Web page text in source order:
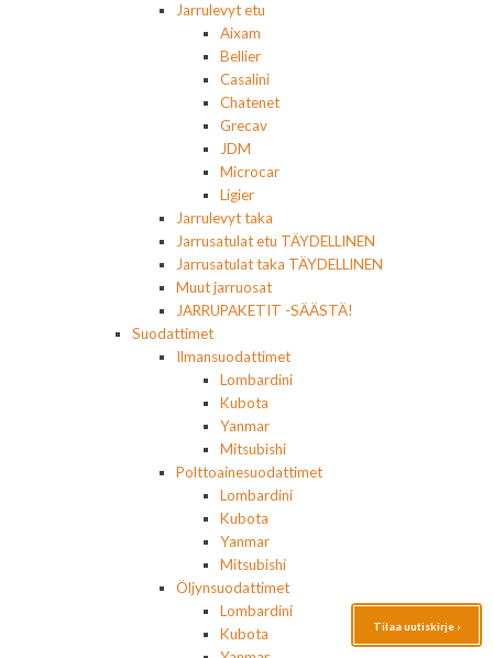
Jarrulevyt etu
Aixam
Bellier
Casalini
Chatenet
Grecav
JDM
Microcar
Ligier
Jarrulevyt taka
Jarrusatulat etu TÄYDELLINEN
Jarrusatulat taka TÄYDELLINEN
Muut jarruosat
JARRUPAKETIT -SÄÄSTÄ!
Suodattimet
Ilmansuodattimet
Lombardini
Kubota
Yanmar
Mitsubishi
Polttoainesuodattimet
Lombardini
Kubota
Yanmar
Mitsubishi
Öljynsuodattimet
Lombardini
Kubota
Tilaa uutiskirje ›